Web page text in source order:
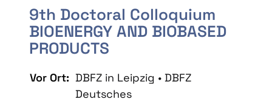
9th Doctoral Colloquium
BIOENERGY AND BIOBASED
PRODUCTS
Vor Ort: DBFZ in Leipzig • DBFZ
Deutsches